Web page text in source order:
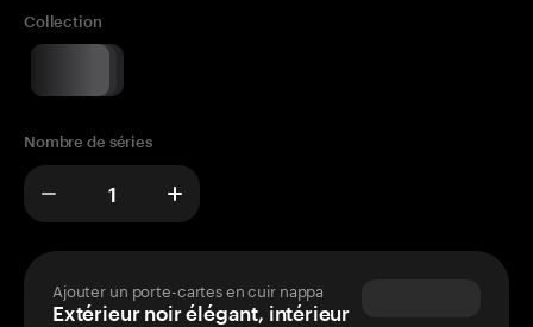
Collection
Nombre de séries
Ajouter un porte-cartes en cuir nappa
Extérieur noir élégant, intérieur